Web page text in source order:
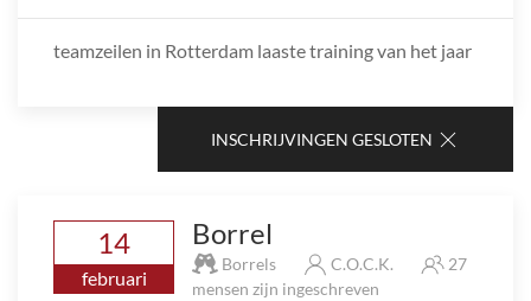
teamzeilen in Rotterdam laaste training van het jaar
INSCHRIJVINGEN GESLOTEN
14
februari
Borrel
Borrels C.O.C.K.
27
mensen zijn ingeschreven